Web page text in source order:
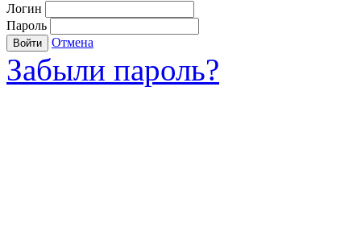
Логин
Пароль
Войти Отмена
Забыли пароль?